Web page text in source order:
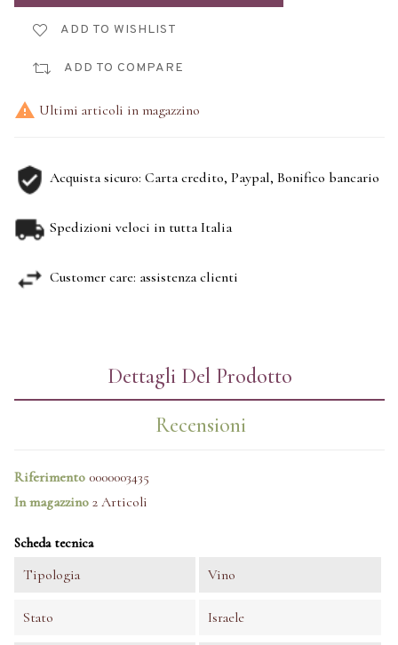
ADD TO WISHLIST
ADD TO COMPARE
 Ultimi articoli in magazzino
Acquista sicuro: Carta credito, Paypal, Bonifico bancario
Spedizioni veloci in tutta Italia
Customer care: assistenza clienti
Dettagli Del Prodotto
Recensioni
Riferimento 0000003435
In magazzino 2 Articoli
Scheda tecnica
Tipologia Vino
Stato Israele